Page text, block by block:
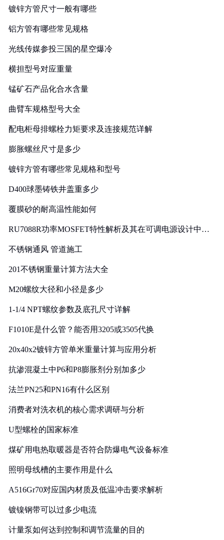
镀锌方管尺寸一般有哪些
铝方管有哪些常见规格
光线传媒参投三国的星空爆冷
横担型号对应重量
锰矿石产品化合水含量
曲臂车规格型号大全
配电柜母排螺栓力矩要求及连接规范详解
膨胀螺丝尺寸是多少
镀锌方管有哪些常见规格和型号
D400球墨铸铁井盖重多少
覆膜砂的耐高温性能如何
RU7088R功率MOSFET特性解析及其在可调电源设计中的
不锈钢通风 管道施工
201不锈钢重量计算方法大全
M20螺纹大径和小径是多少
1-1/4 NPT螺纹参数及底孔尺寸详解
F1010E是什么管？能否用3205或3505代换
20x40x2镀锌方管单米重量计算与应用分析
抗渗混凝土中P6和P8膨胀剂分别加多少
法兰PN25和PN16有什么区别
消费者对洗衣机的核心需求调研与分析
U型螺栓的国家标准
煤矿用电热取暖器是否符合防爆电气设备标准
照明母线槽的主要作用是什么
A516Gr70对应国内材质及低温冲击要求解析
镀镍钢带可以过多少电流
计量泵如何达到控制和调节流量的目的